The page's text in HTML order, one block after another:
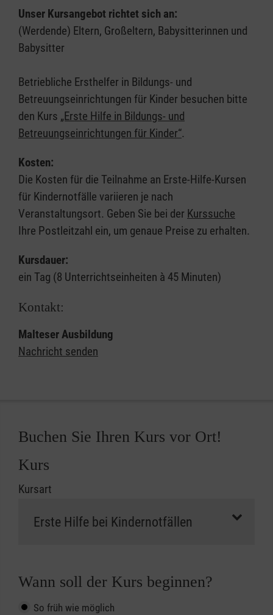
Unser Kursangebot richtet sich an:
(Werdende) Eltern, Großeltern, Babysitterinnen und
Babysitter
Betriebliche Ersthelfer in Bildungs- und
Betreuungseinrichtungen für Kinder besuchen bitte
den Kurs „Erste Hilfe in Bildungs- und
Betreuungseinrichtungen für Kinder“.
Kosten:
Die Kosten für die Teilnahme an Erste-Hilfe-Kursen
für Kindernotfälle variieren je nach
Veranstaltungsort. Geben Sie bei der Kurssuche
Ihre Postleitzahl ein, um genaue Preise zu erhalten.
Kursdauer:
ein Tag (8 Unterrichtseinheiten à 45 Minuten)
Kontakt:
Malteser Ausbildung
Nachricht senden
Buchen Sie Ihren Kurs vor Ort!
Kurs
Kursart
Wann soll der Kurs beginnen?
So früh wie möglich